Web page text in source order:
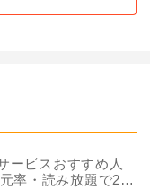
ービスおすすめ人
率・読み放題で22